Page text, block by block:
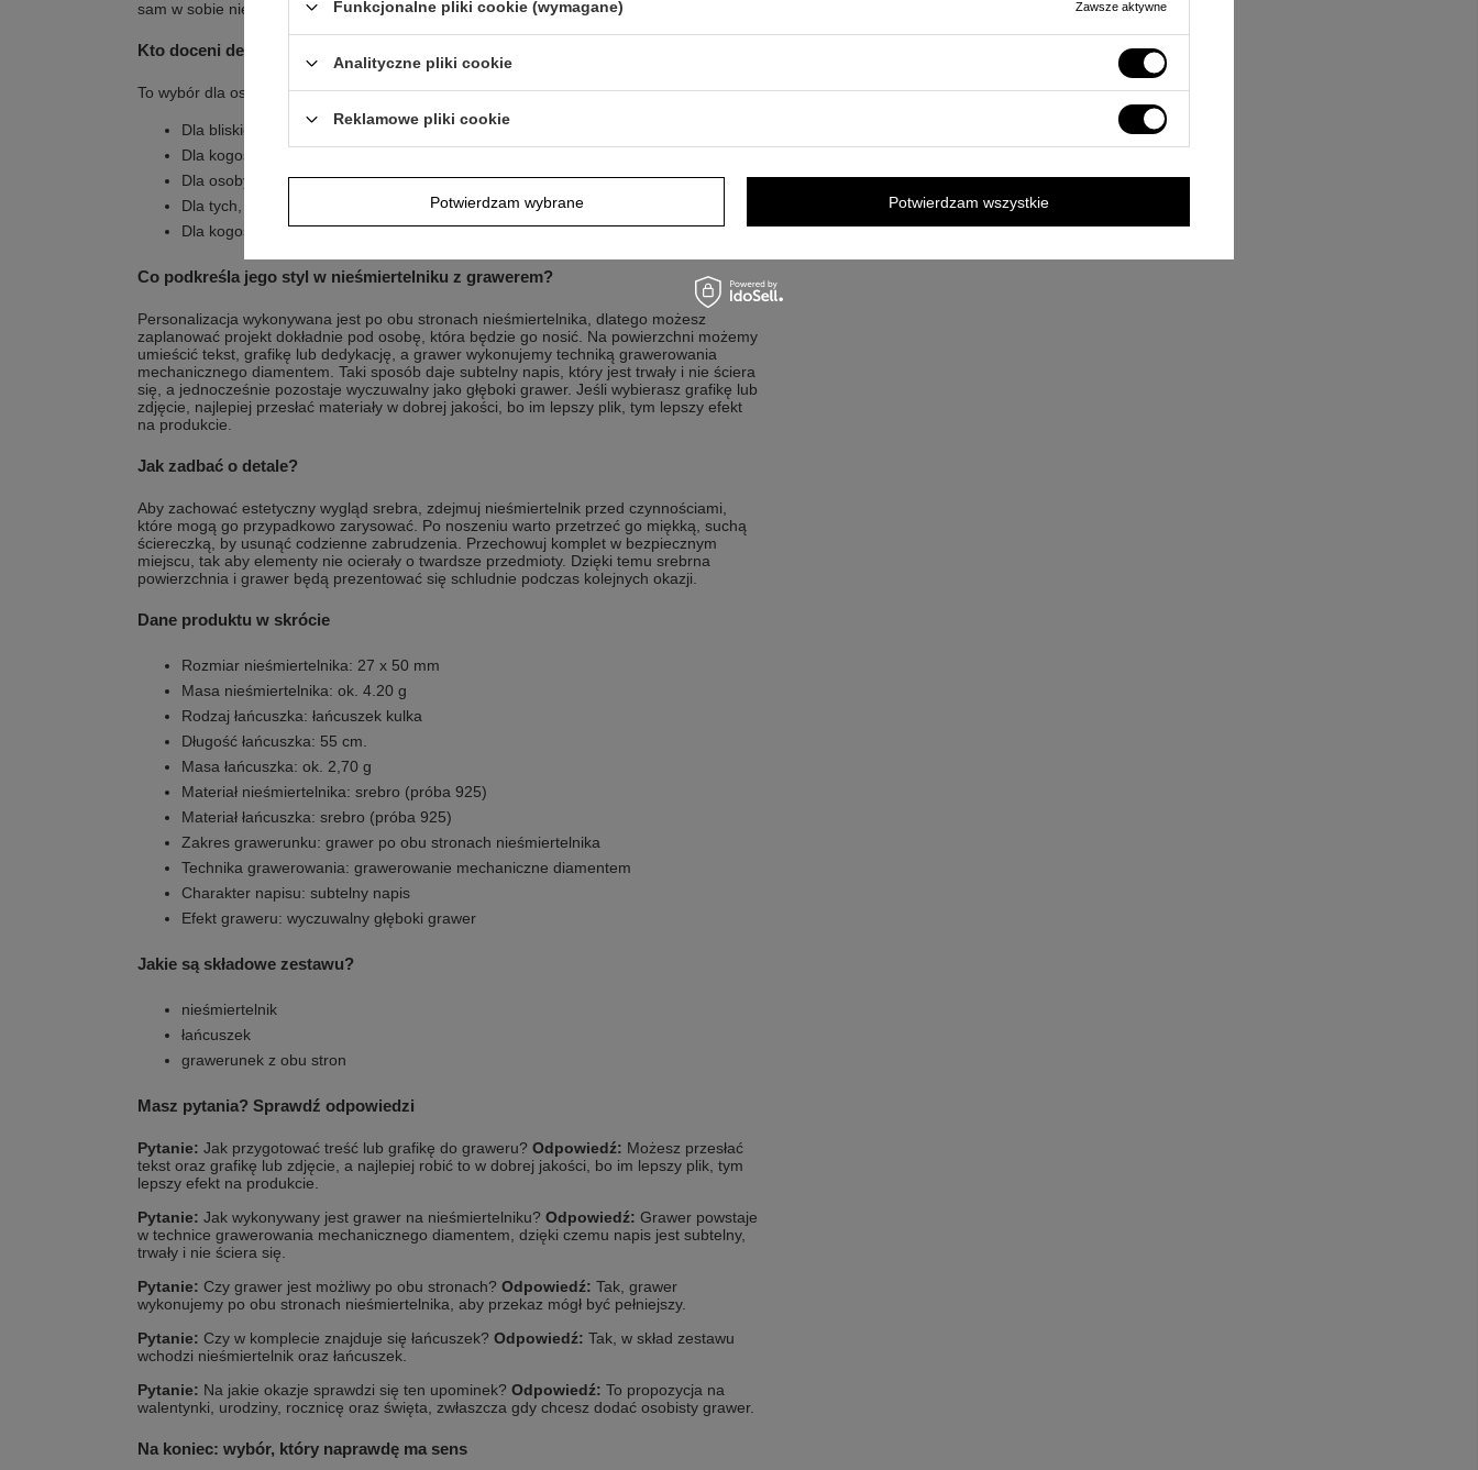
sam w sobie niesie treść.
Kto doceni detale i przekaz?
To wybór dla osób, które lubią przedmioty z jasnym znaczeniem i chcą mieć je przy sobie.
Dla bliskiej osoby, której chcesz przekazać krótką wiadomość
Dla kogoś, kto woli prostą formę i czytelny symbol
Dla osoby, która chce połączyć tekst i grafikę na jednym upominku
Dla tych, którzy szukają pamiątki na walentynki, urodziny, rocznicę lub święta
Dla kogoś, kto ceni trwały grawer, który się nie ściera
Co podkreśla jego styl w nieśmiertelniku z grawerem?
Personalizacja wykonywana jest po obu stronach nieśmiertelnika, dlatego możesz
zaplanować projekt dokładnie pod osobę, która będzie go nosić. Na powierzchni możemy
umieścić tekst, grafikę lub dedykację, a grawer wykonujemy techniką grawerowania
mechanicznego diamentem. Taki sposób daje subtelny napis, który jest trwały i nie ściera
się, a jednocześnie pozostaje wyczuwalny jako głęboki grawer. Jeśli wybierasz grafikę lub
zdjęcie, najlepiej przesłać materiały w dobrej jakości, bo im lepszy plik, tym lepszy efekt
na produkcie.
Jak zadbać o detale?
Aby zachować estetyczny wygląd srebra, zdejmuj nieśmiertelnik przed czynnościami,
które mogą go przypadkowo zarysować. Po noszeniu warto przetrzeć go miękką, suchą
ściereczką, by usunąć codzienne zabrudzenia. Przechowuj komplet w bezpiecznym
miejscu, tak aby elementy nie ocierały o twardsze przedmioty. Dzięki temu srebrna
powierzchnia i grawer będą prezentować się schludnie podczas kolejnych okazji.
Dane produktu w skrócie
Rozmiar nieśmiertelnika: 27 x 50 mm
Masa nieśmiertelnika: ok. 4.20 g
Rodzaj łańcuszka: łańcuszek kulka
Długość łańcuszka: 55 cm.
Masa łańcuszka: ok. 2,70 g
Materiał nieśmiertelnika: srebro (próba 925)
Materiał łańcuszka: srebro (próba 925)
Zakres grawerunku: grawer po obu stronach nieśmiertelnika
Technika grawerowania: grawerowanie mechaniczne diamentem
Charakter napisu: subtelny napis
Efekt graweru: wyczuwalny głęboki grawer
Jakie są składowe zestawu?
nieśmiertelnik
łańcuszek
grawerunek z obu stron
Masz pytania? Sprawdź odpowiedzi
Pytanie: Jak przygotować treść lub grafikę do graweru? Odpowiedź: Możesz przesłać
tekst oraz grafikę lub zdjęcie, a najlepiej robić to w dobrej jakości, bo im lepszy plik, tym
lepszy efekt na produkcie.
Pytanie: Jak wykonywany jest grawer na nieśmiertelniku? Odpowiedź: Grawer powstaje
w technice grawerowania mechanicznego diamentem, dzięki czemu napis jest subtelny,
trwały i nie ściera się.
Pytanie: Czy grawer jest możliwy po obu stronach? Odpowiedź: Tak, grawer
wykonujemy po obu stronach nieśmiertelnika, aby przekaz mógł być pełniejszy.
Pytanie: Czy w komplecie znajduje się łańcuszek? Odpowiedź: Tak, w skład zestawu
wchodzi nieśmiertelnik oraz łańcuszek.
Pytanie: Na jakie okazje sprawdzi się ten upominek? Odpowiedź: To propozycja na
walentynki, urodziny, rocznicę oraz święta, zwłaszcza gdy chcesz dodać osobisty grawer.
Na koniec: wybór, który naprawdę ma sens
Funkcjonalne pliki cookie (wymagane) Zawsze aktywne
Analityczne pliki cookie
Reklamowe pliki cookie
Potwierdzam wybrane Potwierdzam wszystkie